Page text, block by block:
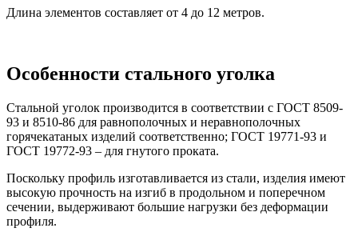
Длина элементов составляет от 4 до 12 метров.
Особенности стального уголка
Стальной уголок производится в соответствии с ГОСТ 8509-
93 и 8510-86 для равнополочных и неравнополочных
горячекатаных изделий соответственно; ГОСТ 19771-93 и
ГОСТ 19772-93 – для гнутого проката.
Поскольку профиль изготавливается из стали, изделия имеют
высокую прочность на изгиб в продольном и поперечном
сечении, выдерживают большие нагрузки без деформации
профиля.